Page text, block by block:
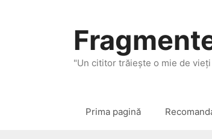
"Un cititor trăieşte o mie de
Prima pagină